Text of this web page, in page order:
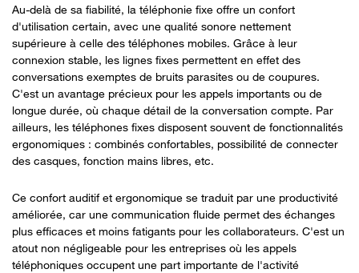
Au-delà de sa fiabilité, la téléphonie fixe offre un confort
d'utilisation certain, avec une qualité sonore nettement
supérieure à celle des téléphones mobiles. Grâce à leur
connexion stable, les lignes fixes permettent en effet des
conversations exemptes de bruits parasites ou de coupures.
C'est un avantage précieux pour les appels importants ou de
longue durée, où chaque détail de la conversation compte. Par
ailleurs, les téléphones fixes disposent souvent de fonctionnalités
ergonomiques : combinés confortables, possibilité de connecter
des casques, fonction mains libres, etc.
Ce confort auditif et ergonomique se traduit par une productivité
améliorée, car une communication fluide permet des échanges
plus efficaces et moins fatigants pour les collaborateurs. C'est un
atout non négligeable pour les entreprises où les appels
téléphoniques occupent une part importante de l'activité